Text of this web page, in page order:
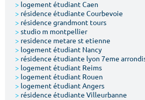
> logement étudiant Caen
> résidence étudiante Courbevoie
> résidence grandmont tours
> studio m montpellier
> residence metare st etienne
> logement étudiant Nancy
> résidence étudiante lyon 7eme
> logement étudiant Reims
> logement étudiant Rouen
> logement étudiant Angers
> résidence étudiante Villeurbanne